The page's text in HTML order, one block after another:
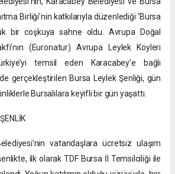
Birliği’nin katkılarıyla düzenlediği ‘Bursa
bir coşkuya sahne oldu. Avrupa Doğal
(Euronatur) Avrupa Leylek Köyleri
temsil eden Karacabey’e bağlı
gerçekleştirilen Bursa Leylek Şenliği, gün
Bursalılara keyifli bir gün yaşattı.
vatandaşlara ücretsiz ulaşım
ilk olarak TDF Bursa İl Temsilciliği ile